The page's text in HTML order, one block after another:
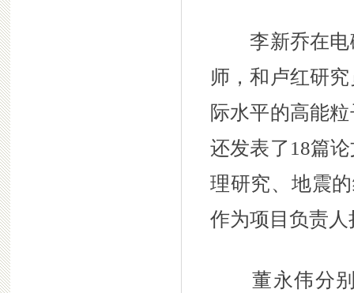
李新乔在电
师，和卢红研
际水平的高能
还发表了18篇
理研究、地震
作为项目负责
董永伟分别